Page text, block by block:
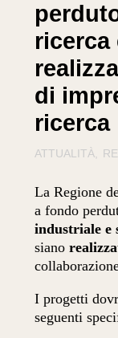
ricerca
di
ricerca
ATTUALITÀ
La Regione
a fondo
industriale e
siano
I progetti
seguenti